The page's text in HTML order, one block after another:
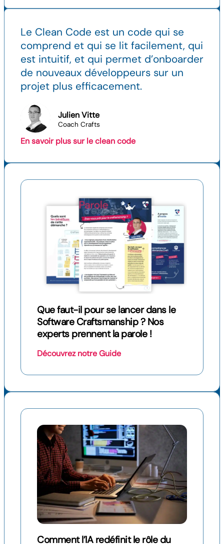
Le Clean Code est un code qui se
comprend et qui se lit facilement, qui
est intuitif, et qui permet d’onboarder
de nouveaux développeurs sur un
projet plus efficacement.
Julien Vitte
Coach Crafts
En savoir plus sur le clean code
Que faut-il pour se lancer dans le
Software Craftsmanship ? Nos
experts prennent la parole !
Découvrez notre Guide
Comment l’IA redéfinit le rôle du